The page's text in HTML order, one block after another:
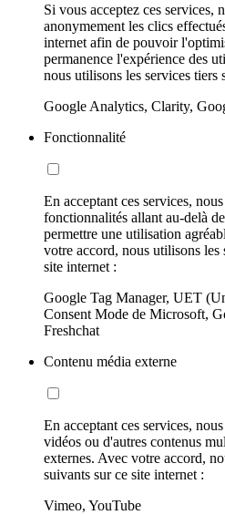
Si vous acceptez ces services,
anonymement les clics
internet afin de pouvoir
permanence l'expérience des
nous utilisons les services tiers
Google Analytics, Clarity,
Fonctionnalité
En acceptant ces services,
fonctionnalités allant au-delà
permettre une utilisation
votre accord, nous utilisons les
site internet :
Google Tag Manager, UET
Consent Mode de Microsoft,
Freshchat
Contenu média externe
En acceptant ces services,
vidéos ou d'autres contenus
externes. Avec votre accord,
suivants sur ce site internet :
Vimeo, YouTube